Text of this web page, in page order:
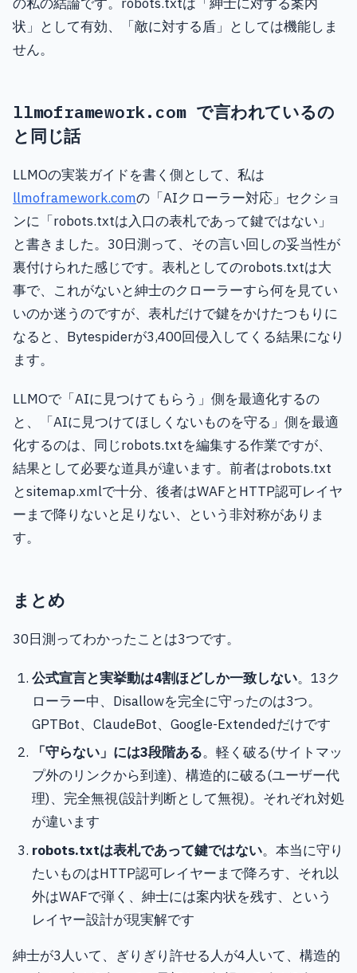
状」として有効、「敵に対する盾」としては機能しま
せん。
llmoframework.com で言われているの
と同じ話
LLMOの実装ガイドを書く側として、私は
llmoframework.comの「AIクローラー対応」セクショ
ンに「robots.txtは入口の表札であって鍵ではない」
と書きました。30日測って、その言い回しの妥当性が
裏付けられた感じです。表札としてのrobots.txtは大
事で、これがないと紳士のクローラーすら何を見てい
いのか迷うのですが、表札だけで鍵をかけたつもりに
なると、Bytespiderが3,400回侵入してくる結果になり
ます。
LLMOで「AIに見つけてもらう」側を最適化するの
と、「AIに見つけてほしくないものを守る」側を最適
化するのは、同じrobots.txtを編集する作業ですが、
結果として必要な道具が違います。前者はrobots.txt
とsitemap.xmlで十分、後者はWAFとHTTP認可レイヤ
ーまで降りないと足りない、という非対称がありま
す。
まとめ
30日測ってわかったことは3つです。
公式宣言と実挙動は4割ほどしか一致しない。13ク
ローラー中、Disallowを完全に守ったのは3つ。
GPTBot、ClaudeBot、Google-Extendedだけです
「守らない」には3段階ある。軽く破る(サイトマッ
プ外のリンクから到達)、構造的に破る(ユーザー代
理)、完全無視(設計判断として無視)。それぞれ対処
が違います
robots.txtは表札であって鍵ではない。本当に守り
たいものはHTTP認可レイヤーまで降ろす、それ以
外はWAFで弾く、紳士には案内状を残す、という
レイヤー設計が現実解です
紳士が3人いて、ぎりぎり許せる人が4人いて、構造的